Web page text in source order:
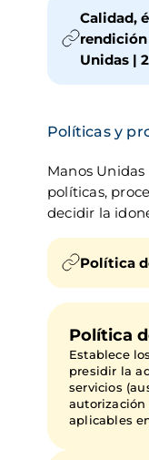
Calidad,
rendición
Unidas |
Políticas y
Manos
políticas,
decidir la
Política
Política
Establece
presidir la
servicios
autorización
aplicables